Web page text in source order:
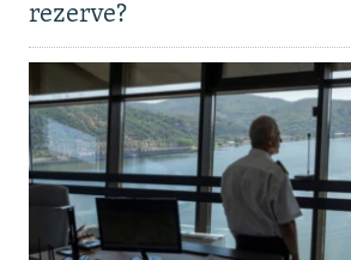
rezerve?